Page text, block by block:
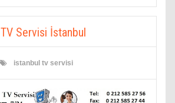
TV Servisi İstanbul
istanbul tv servisi